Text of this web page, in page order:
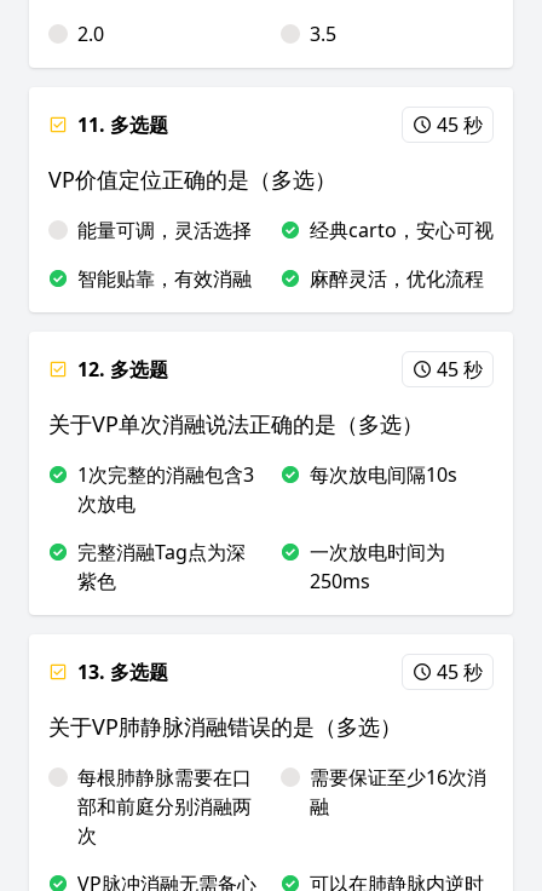
2.0
3.5
11. 多选题 45 秒
VP价值定位正确的是（多选）
能量可调，灵活选择
经典carto，安心可视
智能贴靠，有效消融
麻醉灵活，优化流程
12. 多选题 45 秒
关于VP单次消融说法正确的是（多选）
1次完整的消融包含3
次放电
每次放电间隔10s
完整消融Tag点为深
紫色
一次放电时间为
250ms
13. 多选题 45 秒
关于VP肺静脉消融错误的是（多选）
每根肺静脉需要在口
部和前庭分别消融两
次
需要保证至少16次消
融
VP脉冲消融无需备心 可以在肺静脉内逆时